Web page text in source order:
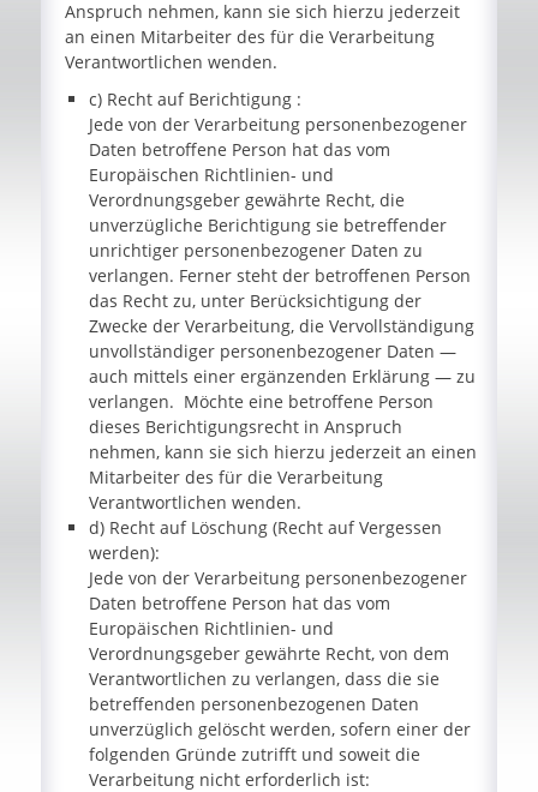
Anspruch nehmen, kann sie sich hierzu jederzeit
an einen Mitarbeiter des für die Verarbeitung
Verantwortlichen wenden.
c) Recht auf Berichtigung :
Jede von der Verarbeitung personenbezogener
Daten betroffene Person hat das vom
Europäischen Richtlinien- und
Verordnungsgeber gewährte Recht, die
unverzügliche Berichtigung sie betreffender
unrichtiger personenbezogener Daten zu
verlangen. Ferner steht der betroffenen Person
das Recht zu, unter Berücksichtigung der
Zwecke der Verarbeitung, die Vervollständigung
unvollständiger personenbezogener Daten —
auch mittels einer ergänzenden Erklärung — zu
verlangen. Möchte eine betroffene Person
dieses Berichtigungsrecht in Anspruch
nehmen, kann sie sich hierzu jederzeit an einen
Mitarbeiter des für die Verarbeitung
Verantwortlichen wenden.
d) Recht auf Löschung (Recht auf Vergessen
werden):
Jede von der Verarbeitung personenbezogener
Daten betroffene Person hat das vom
Europäischen Richtlinien- und
Verordnungsgeber gewährte Recht, von dem
Verantwortlichen zu verlangen, dass die sie
betreffenden personenbezogenen Daten
unverzüglich gelöscht werden, sofern einer der
folgenden Gründe zutrifft und soweit die
Verarbeitung nicht erforderlich ist: